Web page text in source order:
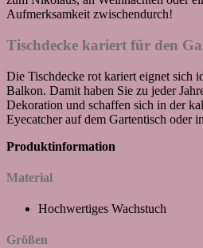
Aufmerksamkeit zwischendurch!
Tischdecke kariert für den
Die Tischdecke rot kariert eignet sich
Balkon. Damit haben Sie zu jeder
Dekoration und schaffen sich in der
Eyecatcher auf dem Gartentisch oder
Produktinformation
Material
Hochwertiges Wachstuch
Größen